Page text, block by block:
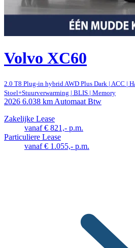
Volvo XC60
2.0 T8 Plug-in hybrid AWD Plus Dark | ACC |
Stoel+Stuurverwarming | BLIS | Memory
2026 6.038 km Automaat Btw
Zakelijke Lease
vanaf € 821,- p.m.
Particuliere Lease
vanaf € 1.055,- p.m.